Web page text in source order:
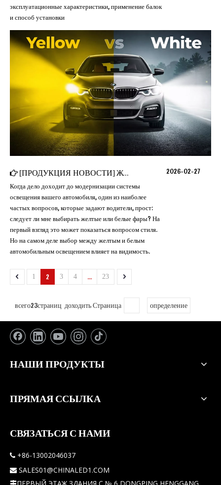
эксплуатационные характеристики, применение балок
и способ установки
[ПРОДУКЦИЯ НОВОСТИ]Желтый против белого света | Какой из них на самом деле лучше?
Когда дело доходит до модернизации системы
освещения вашего автомобиля, один из наиболее
частых вопросов, которые задают водители, прост:
следует ли мне выбирать желтые или белые фары? На
первый взгляд это может показаться вопросом стиля.
Но на самом деле выбор между желтым и белым
автомобильным освещением влияет на видимость.
2026-02-27
1 2 3 4 ... 23
всего23страниц доходить Страница определение
НАШИ ПРОДУКТЫ
ПРЯМАЯ ССЫЛКА
СВЯЗАТЬСЯ С НАМИ
 +86-13002046037
 SALES01@CHINALED1.COM
